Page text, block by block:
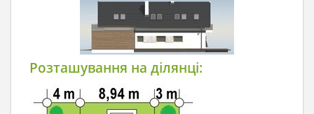
Розташування на ділянці: